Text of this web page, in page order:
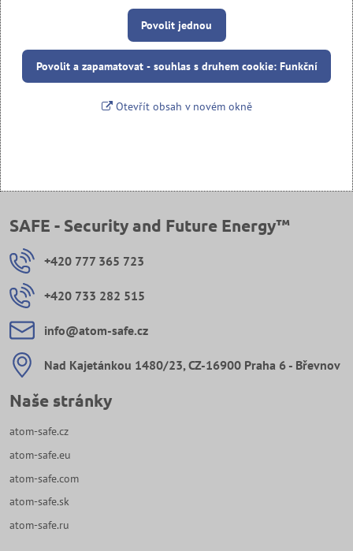
Povolit jednou
Povolit a zapamatovat - souhlas s druhem cookie: Funkční
Otevřít obsah v novém okně
SAFE - Security and Future Energy™
+420 777 365 723
+420 733 282 515
info​@atom-safe​.cz
Nad Kajetánkou 1480/23, CZ-16900 Praha 6 - Břevnov
Naše stránky
atom-safe.cz
atom-safe.eu
atom-safe.com
atom-safe.sk
atom-safe.ru